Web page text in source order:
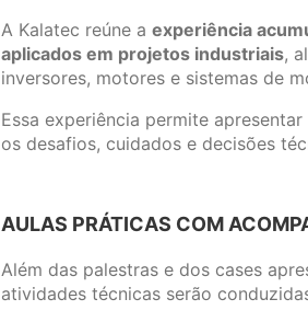
A Kalatec reúne a experiência
aplicados em projetos industriais,
inversores, motores e sistemas de
Essa experiência permite
os desafios, cuidados e decisões
AULAS PRÁTICAS COM
Além das palestras e dos cases
atividades técnicas serão